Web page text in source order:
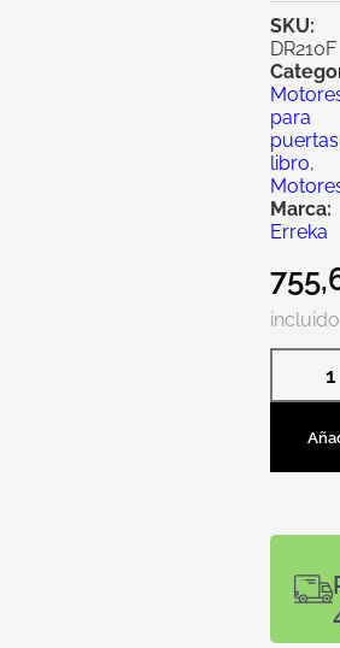
SKU:
DR210F
para
libro,
Marca:
Erreka
incluido